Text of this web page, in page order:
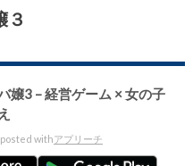
３
嬢3 – 経営ゲーム × 女の子
posted withアプリーチ